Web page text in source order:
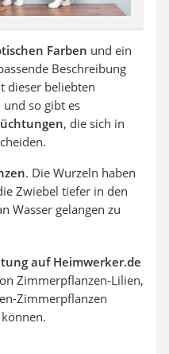
Farben und ein
Beschreibung
dieser beliebten
so gibt es
, die sich in
. Die Wurzeln haben
Zwiebel tiefer in den
Wasser gelangen zu
auf Heimwerker.de
Zimmerpflanzen-Lilien,
Zimmerpflanzen